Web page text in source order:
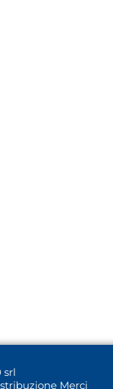
srl
Merci